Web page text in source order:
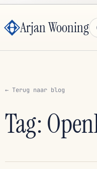
Arjan Wooning
← Terug naar blog
Tag: